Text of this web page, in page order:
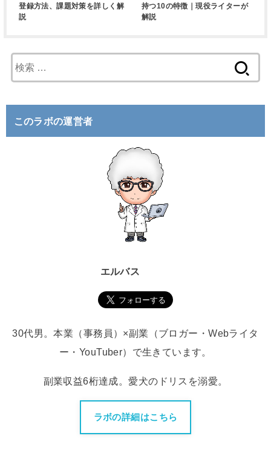
登録方法、課題対策を詳しく解
説
持つ10の特徴｜現役ライターが
解説
索
このラボの運営者
エルバス
30代男。本業（事務員）×副業（ブロガー・Webライタ
ー・YouTuber）で生きています。
副業収益6桁達成。愛犬のドリスを溺愛。
ラボの詳細はこちら